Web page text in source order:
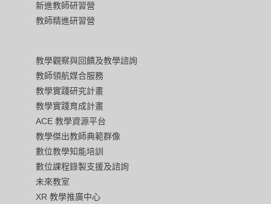
新進教師研習營
教師精進研習營
教學觀察與回饋及教學諮詢
教師領航媒合服務
教學實踐研究計畫
教學實踐育成計畫
ACE 教學資源平台
教學傑出教師典範群像
數位教學知能培訓
數位課程錄製支援及諮詢
未來教室
XR 教學推廣中心